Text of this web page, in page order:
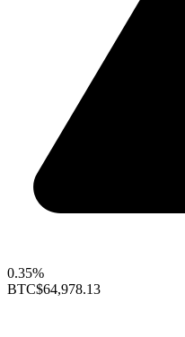
0.35%
BTC$64,978.13